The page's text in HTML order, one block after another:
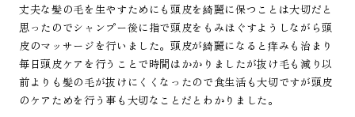
丈夫な髪の毛を生やすためにも頭皮を綺麗に保つことは大切だと
思ったのでシャンプー後に指で頭皮をもみほぐすようしながら頭
皮のマッサージを行いました。頭皮が綺麗になると痒みも治まり
毎日頭皮ケアを行うことで時間はかかりましたが抜け毛も減り以
前よりも髪の毛が抜けにくくなったので食生活も大切ですが頭皮
のケアためを行う事も大切なことだとわかりました。